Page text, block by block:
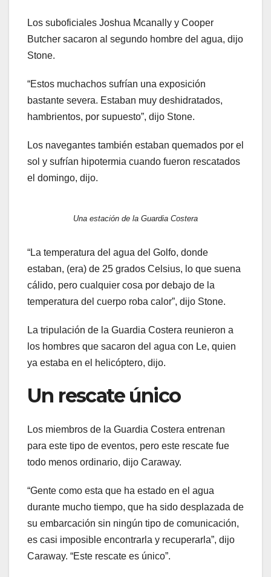
Los suboficiales Joshua Mcanally y Cooper
Butcher sacaron al segundo hombre del agua, dijo
Stone.
“Estos muchachos sufrían una exposición
bastante severa. Estaban muy deshidratados,
hambrientos, por supuesto”, dijo Stone.
Los navegantes también estaban quemados por el
sol y sufrían hipotermia cuando fueron rescatados
el domingo, dijo.
Una estación de la Guardia Costera
“La temperatura del agua del Golfo, donde
estaban, (era) de 25 grados Celsius, lo que suena
cálido, pero cualquier cosa por debajo de la
temperatura del cuerpo roba calor”, dijo Stone.
La tripulación de la Guardia Costera reunieron a
los hombres que sacaron del agua con Le, quien
ya estaba en el helicóptero, dijo.
Un rescate único
Los miembros de la Guardia Costera entrenan
para este tipo de eventos, pero este rescate fue
todo menos ordinario, dijo Caraway.
“Gente como esta que ha estado en el agua
durante mucho tiempo, que ha sido desplazada de
su embarcación sin ningún tipo de comunicación,
es casi imposible encontrarla y recuperarla”, dijo
Caraway. “Este rescate es único”.